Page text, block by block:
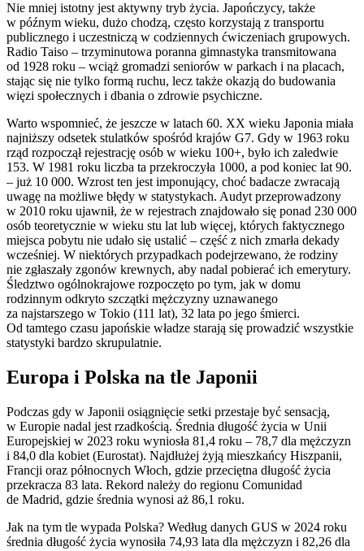
Nie mniej istotny jest aktywny tryb życia. Japończycy, także
w późnym wieku, dużo chodzą, często korzystają z transportu
publicznego i uczestniczą w codziennych ćwiczeniach grupowych.
Radio Taiso – trzyminutowa poranna gimnastyka transmitowana
od 1928 roku – wciąż gromadzi seniorów w parkach i na placach,
stając się nie tylko formą ruchu, lecz także okazją do budowania
więzi społecznych i dbania o zdrowie psychiczne.
Warto wspomnieć, że jeszcze w latach 60. XX wieku Japonia miała
najniższy odsetek stulatków spośród krajów G7. Gdy w 1963 roku
rząd rozpoczął rejestrację osób w wieku 100+, było ich zaledwie
153. W 1981 roku liczba ta przekroczyła 1000, a pod koniec lat 90.
– już 10 000. Wzrost ten jest imponujący, choć badacze zwracają
uwagę na możliwe błędy w statystykach. Audyt przeprowadzony
w 2010 roku ujawnił, że w rejestrach znajdowało się ponad 230 000
osób teoretycznie w wieku stu lat lub więcej, których faktycznego
miejsca pobytu nie udało się ustalić – część z nich zmarła dekady
wcześniej. W niektórych przypadkach podejrzewano, że rodziny
nie zgłaszały zgonów krewnych, aby nadal pobierać ich emerytury.
Śledztwo ogólnokrajowe rozpoczęto po tym, jak w domu
rodzinnym odkryto szczątki mężczyzny uznawanego
za najstarszego w Tokio (111 lat), 32 lata po jego śmierci.
Od tamtego czasu japońskie władze starają się prowadzić wszystkie
statystyki bardzo skrupulatnie.
Europa i Polska na tle Japonii
Podczas gdy w Japonii osiągnięcie setki przestaje być sensacją,
w Europie nadal jest rzadkością. Średnia długość życia w Unii
Europejskiej w 2023 roku wyniosła 81,4 roku – 78,7 dla mężczyzn
i 84,0 dla kobiet (Eurostat). Najdłużej żyją mieszkańcy Hiszpanii,
Francji oraz północnych Włoch, gdzie przeciętna długość życia
przekracza 83 lata. Rekord należy do regionu Comunidad
de Madrid, gdzie średnia wynosi aż 86,1 roku.
Jak na tym tle wypada Polska? Według danych GUS w 2024 roku
średnia długość życia wynosiła 74,93 lata dla mężczyzn i 82,26 dla